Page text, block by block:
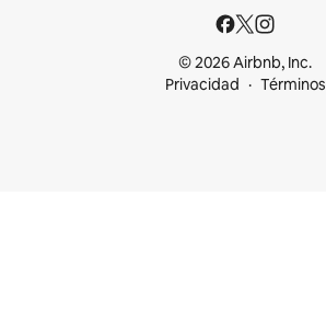
© 2026 Airbnb, Inc.
Privacidad
Términos